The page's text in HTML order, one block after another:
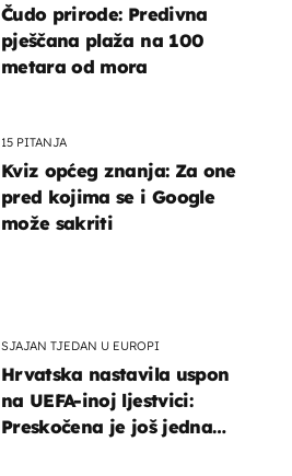
SJAJAN TJEDAN U EUROPI
Hrvatska nastavila uspon
na UEFA-inoj ljestvici:
Preskočena je još jedna
Čudo prirode: Predivna
pješčana plaža na 100
metara od mora
15 PITANJA
Kviz općeg znanja: Za one
pred kojima se i Google
može sakriti